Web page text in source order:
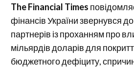
The Financial Times
фінансів України звернувся
партнерів із проханням про
мільярдів доларів для
бюджетного дефіциту,